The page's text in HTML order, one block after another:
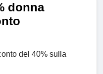
donna
del 40% sulla